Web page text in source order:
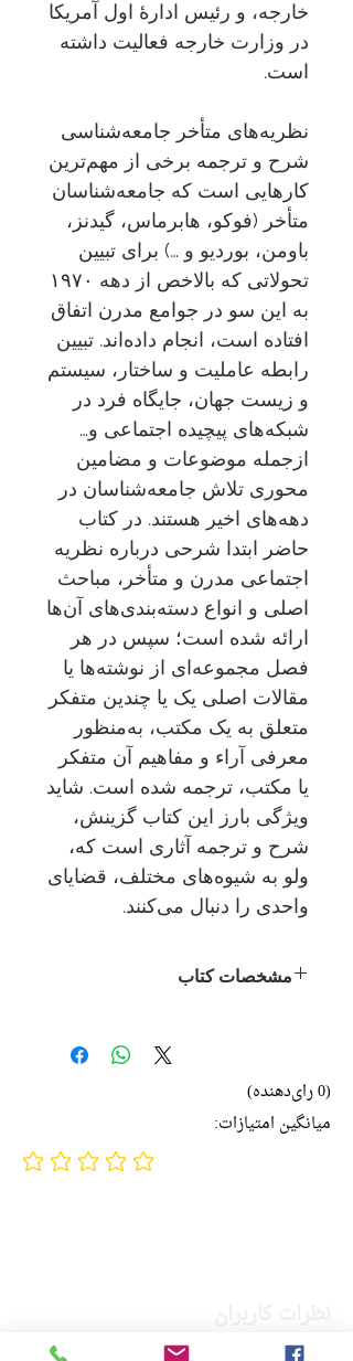
خارجه، و رئيس ادارهٔ اول آمريكا
در وزارت خارجه فعالیت داشته
است.
نظریه‌های متأخر جامعه‌شناسی
شرح و ترجمه برخی از مهم‌ترین
کارهایی است که جامعه‌شناسان
متأخر (فوکو، هابرماس، گیدنز،
باومن، بوردیو و …) برای تبیین
تحولاتی که بالاخص از دهه ۱۹۷۰
به این سو در جوامع مدرن اتفاق
افتاده است، انجام داده‌اند. تبیین
رابطه عاملیت و ساختار، سیستم
و زیست جهان، جایگاه فرد در
شبکه‌های پیچیده اجتماعی و…
ازجمله موضوعات و مضامین
محوری تلاش جامعه‌شناسان در
دهه‌های اخیر هستند. در کتاب
حاضر ابتدا شرحی درباره نظریه
اجتماعی مدرن و متأخر، مباحث
اصلی و انواع دسته‌بندی‌های آن‌ها
ارائه شده است؛ سپس در هر
فصل مجموعه‌ای از نوشته‌ها یا
مقالات اصلی یک یا چندین متفکر
متعلق به یک مکتب، به‌منظور
معرفی آراء و مفاهیم آن متفکر
یا مکتب، ترجمه شده است. شاید
ویژگی بارز این کتاب گزینش،
شرح و ترجمه آثاری است که،
ولو به شیوه‌های مختلف، قضایای
واحدی را دنبال می‌کنند.
مشخصات کتاب
حمیدرضا جلائی‌پور
ناشر: نشر نی
جامعه‌شناسی
(0 رای‌دهنده)
میانگین امتیازات:
No ratings yet
نظرات کاربران